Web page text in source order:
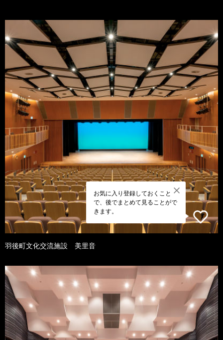
お気に入り登録しておくこと
で、後でまとめて見ることがで
きます。
羽後町文化交流施設 美里音